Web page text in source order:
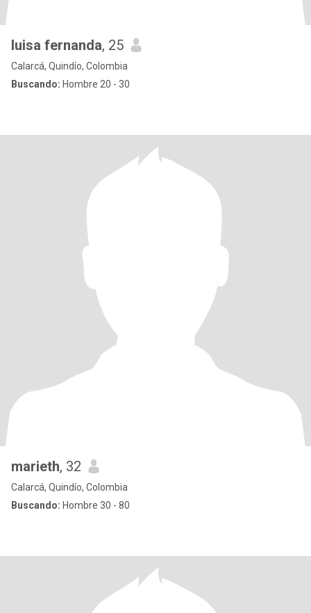
luisa fernanda, 25
Calarcá, Quindío, Colombia
Buscando: Hombre 20 - 30
marieth, 32
Calarcá, Quindío, Colombia
Buscando: Hombre 30 - 80